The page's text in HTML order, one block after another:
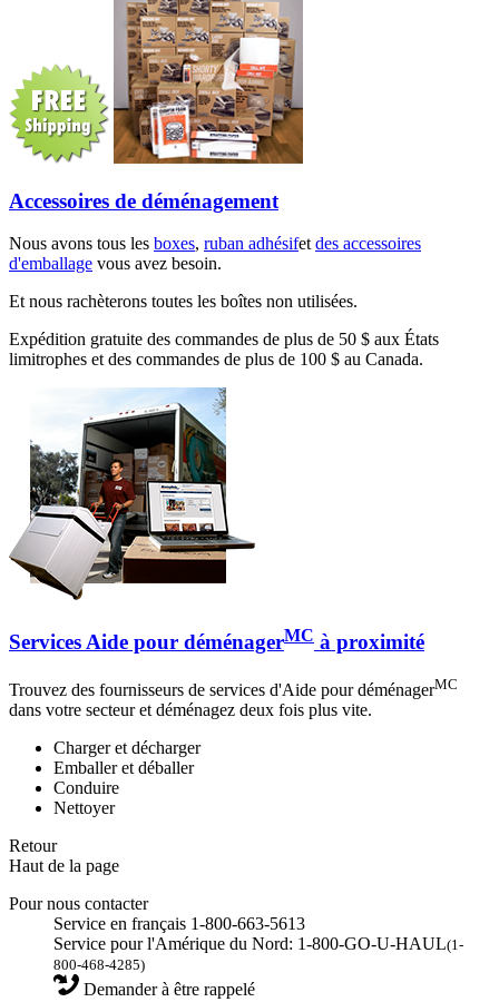
Accessoires de déménagement
Nous avons tous les boxes, ruban adhésifetdes accessoires
d'emballage vous avez besoin.
Et nous rachèterons toutes les boîtes non utilisées.
Expédition gratuite des commandes de plus de 50 $ aux États
limitrophes et des commandes de plus de 100 $ au Canada.
Services Aide pour déménagerMC à proximité
Trouvez des fournisseurs de services d'Aide pour déménagerMC
dans votre secteur et déménagez deux fois plus vite.
Charger et décharger
Emballer et déballer
Conduire
Nettoyer
Retour
Haut de la page
Pour nous contacter
Service en français 1-800-663-5613
Service pour l'Amérique du Nord: 1-800-GO-U-HAUL(1-
800-468-4285)
Demander à être rappelé